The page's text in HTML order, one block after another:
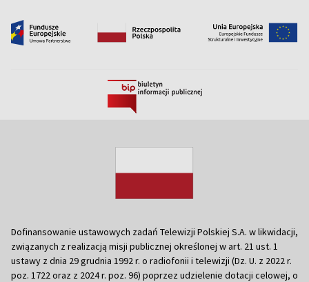
Dofinansowanie ustawowych zadań Telewizji Polskiej S.A. w likwidacji,
związanych z realizacją misji publicznej określonej w art. 21 ust. 1
ustawy z dnia 29 grudnia 1992 r. o radiofonii i telewizji (Dz. U. z 2022 r.
poz. 1722 oraz z 2024 r. poz. 96) poprzez udzielenie dotacji celowej, o